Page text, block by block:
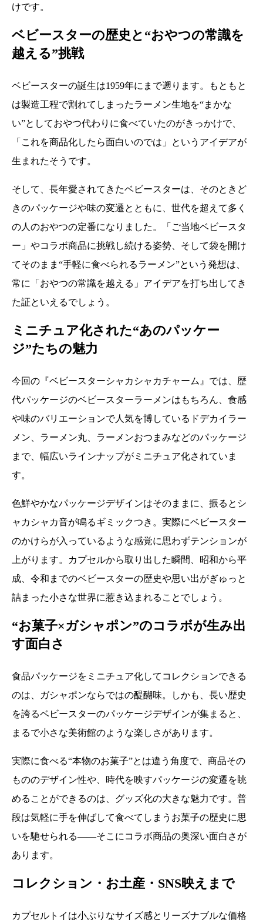
けです。
ベビースターの歴史と“おやつの常識を
越える”挑戦
ベビースターの誕生は1959年にまで遡ります。もともと
は製造工程で割れてしまったラーメン生地を“まかな
い”としておやつ代わりに食べていたのがきっかけで、
「これを商品化したら面白いのでは」というアイデアが
生まれたそうです。
そして、長年愛されてきたベビースターは、そのときど
きのパッケージや味の変遷とともに、世代を超えて多く
の人のおやつの定番になりました。「ご当地ベビースタ
ー」やコラボ商品に挑戦し続ける姿勢、そして袋を開け
てそのまま“手軽に食べられるラーメン”という発想は、
常に「おやつの常識を越える」アイデアを打ち出してき
た証といえるでしょう。
ミニチュア化された“あのパッケー
ジ”たちの魅力
今回の『ベビースターシャカシャカチャーム』では、歴
代パッケージのベビースターラーメンはもちろん、食感
や味のバリエーションで人気を博しているドデカイラー
メン、ラーメン丸、ラーメンおつまみなどのパッケージ
まで、幅広いラインナップがミニチュア化されていま
す。
色鮮やかなパッケージデザインはそのままに、振るとシ
ャカシャカ音が鳴るギミックつき。実際にベビースター
のかけらが入っているような感覚に思わずテンションが
上がります。カプセルから取り出した瞬間、昭和から平
成、令和までのベビースターの歴史や思い出がぎゅっと
詰まった小さな世界に惹き込まれることでしょう。
“お菓子×ガシャポン”のコラボが生み出
す面白さ
食品パッケージをミニチュア化してコレクションできる
のは、ガシャポンならではの醍醐味。しかも、長い歴史
を誇るベビースターのパッケージデザインが集まると、
まるで小さな美術館のような楽しさがあります。
実際に食べる“本物のお菓子”とは違う角度で、商品その
もののデザイン性や、時代を映すパッケージの変遷を眺
めることができるのは、グッズ化の大きな魅力です。普
段は気軽に手を伸ばして食べてしまうお菓子の歴史に思
いを馳せられる――そこにコラボ商品の奥深い面白さが
あります。
コレクション・お土産・SNS映えまで
カプセルトイは小ぶりなサイズ感とリーズナブルな価格